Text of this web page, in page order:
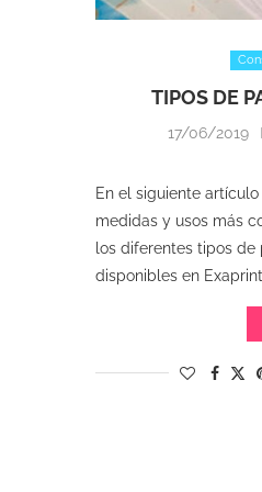
TIPOS DE
17/06/2019
En el siguiente
medidas y usos más
los diferentes tipos
disponibles en